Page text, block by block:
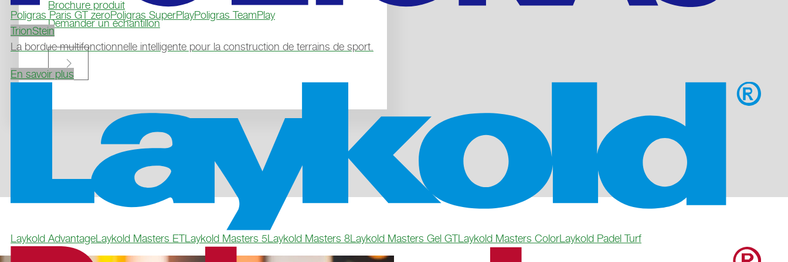
Poligras Paris GT zeroPoligras SuperPlayPoligras TeamPlay
TrionStein
La bordue multifonctionnelle intelligente pour la construction de terrains de sport.
En savoir plus
Laykold AdvantageLaykold Masters ETLaykold Masters 5Laykold Masters 8Laykold Masters Gel GTLaykold Masters ColorLaykold Padel Turf
Brochure produit
Demander un échantillon
